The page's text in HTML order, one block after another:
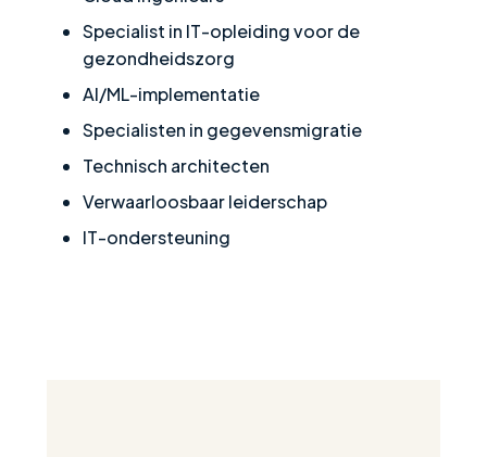
Specialist in IT-opleiding voor de
gezondheidszorg
AI/ML-implementatie
Specialisten in gegevensmigratie
Technisch architecten
Verwaarloosbaar leiderschap
IT-ondersteuning